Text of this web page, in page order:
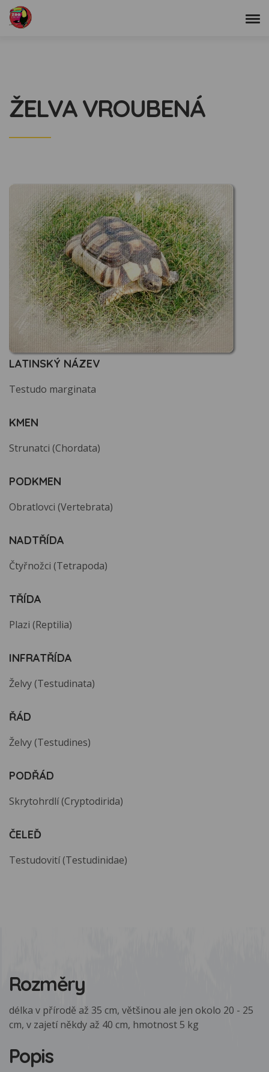
ŽELVA VROUBENÁ
LATINSKÝ NÁZEV
Testudo marginata
KMEN
Strunatci (Chordata)
PODKMEN
Obratlovci (Vertebrata)
NADTŘÍDA
Čtyřnožci (Tetrapoda)
TŘÍDA
Plazi (Reptilia)
INFRATŘÍDA
Želvy (Testudinata)
ŘÁD
Želvy (Testudines)
PODŘÁD
Skrytohrdlí (Cryptodirida)
ČELEĎ
Testudovití (Testudinidae)
Rozměry
délka v přírodě až 35 cm, většinou ale jen okolo 20 - 25
cm, v zajetí někdy až 40 cm, hmotnost 5 kg
Popis